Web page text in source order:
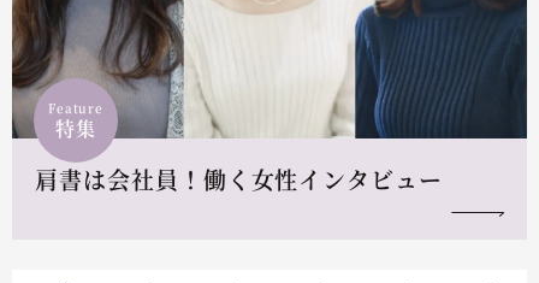
Feature
特集
肩書は会社員！働く女性インタビュー